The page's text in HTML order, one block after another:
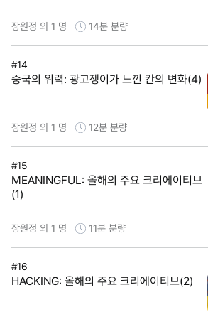
장원정 외 1 명 14분 분량
#14
중국의 위력: 광고쟁이가 느낀 칸의 변화(4)
장원정 외 1 명 12분 분량
#15
MEANINGFUL: 올해의 주요 크리에이티브
(1)
장원정 외 1 명 11분 분량
#16
HACKING: 올해의 주요 크리에이티브(2)